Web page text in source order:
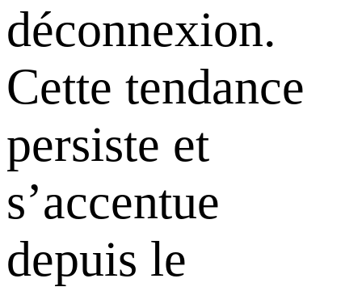
déconnexion.
Cette tendance
persiste et
s’accentue
depuis le